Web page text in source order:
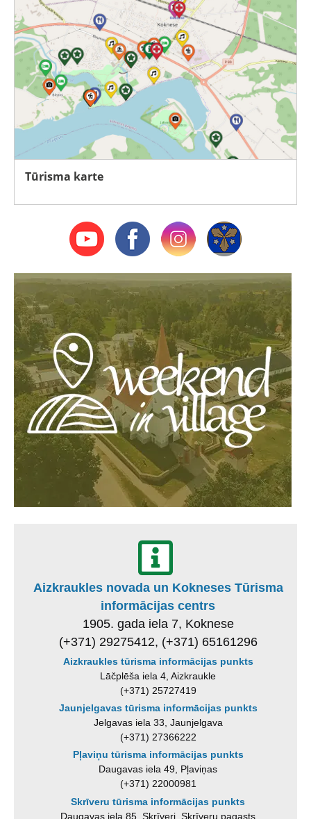
Tūrisma karte
Aizkraukles novada un Kokneses Tūrisma
informācijas centrs
1905. gada iela 7, Koknese
(+371) 29275412, (+371) 65161296
Aizkraukles tūrisma informācijas punkts
Lāčplēša iela 4, Aizkraukle
(+371) 25727419
Jaunjelgavas tūrisma informācijas punkts
Jelgavas iela 33, Jaunjelgava
(+371) 27366222
Pļaviņu tūrisma informācijas punkts
Daugavas iela 49, Pļaviņas
(+371) 22000981
Skrīveru tūrisma informācijas punkts
Daugavas iela 85, Skrīveri, Skrīveru pagasts